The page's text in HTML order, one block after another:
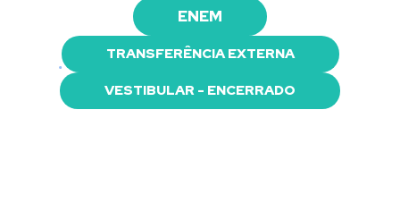
ENEM
TRANSFERÊNCIA EXTERNA
VESTIBULAR - ENCERRADO